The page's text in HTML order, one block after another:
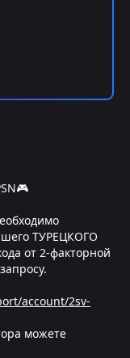
ТУРЕЦКОГО
от 2-факторной
account/2sv-
можете